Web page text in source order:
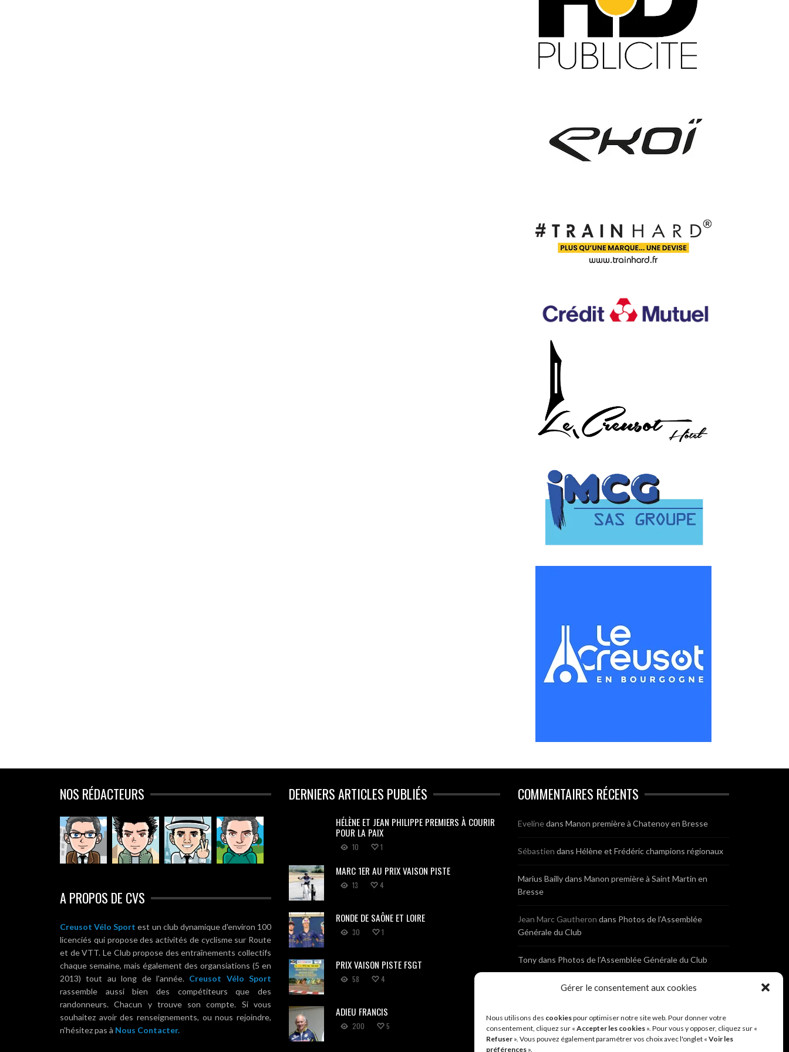
Gérer le consentement aux cookies
Nous utilisons des cookiespour optimiser notre site web. Pour donner votre
consentement, cliquez sur « Accepter les cookies ». Pour vous y opposer, cliquez sur «
Refuser ». Vous pouvez également paramétrer vos choix avec l'onglet « Voir les
préférences ».
NOS RÉDACTEURS
A PROPOS DE CVS
Creusot Vélo Sport est un club dynamique d'environ 100
licenciés qui propose des activités de cyclisme sur Route
et de VTT. Le Club propose des entraînements collectifs
chaque semaine, mais également des organsiations (5 en
2013) tout au long de l'année. Creusot Vélo Sport
rassemble aussi bien des compétiteurs que des
randonneurs. Chacun y trouve son compte. Si vous
souhaitez avoir des renseignements, ou nous rejoindre,
n'hésitez pas à Nous Contacter.
DERNIERS ARTICLES PUBLIÉS
HÉLÈNE ET JEAN PHILIPPE PREMIERS À COURIR
POUR LA PAIX
10 1
MARC 1ER AU PRIX VAISON PISTE
13 4
RONDE DE SAÔNE ET LOIRE
30 1
PRIX VAISON PISTE FSGT
58 4
ADIEU FRANCIS
200 5
COMMENTAIRES RÉCENTS
Evelinedans Manon première à Chatenoy en Bresse
Sébastien dans Hélène et Frédéric champions régionaux
Marius Baillydans Manon première à Saint Martin en
Bresse
Jean Marc Gautheron dans Photos de l’Assemblée
Générale du Club
Tonydans Photos de l’Assemblée Générale du Club
dansCyclocross de Brochon (21)
BreniauxdansCyclocross de Brochon (21)
AnonymedansDiététique Nutrition 71 – Cécile Guyon